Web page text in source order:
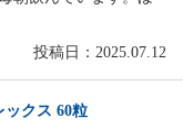
投稿日：2025.07.12
ックス 60粒